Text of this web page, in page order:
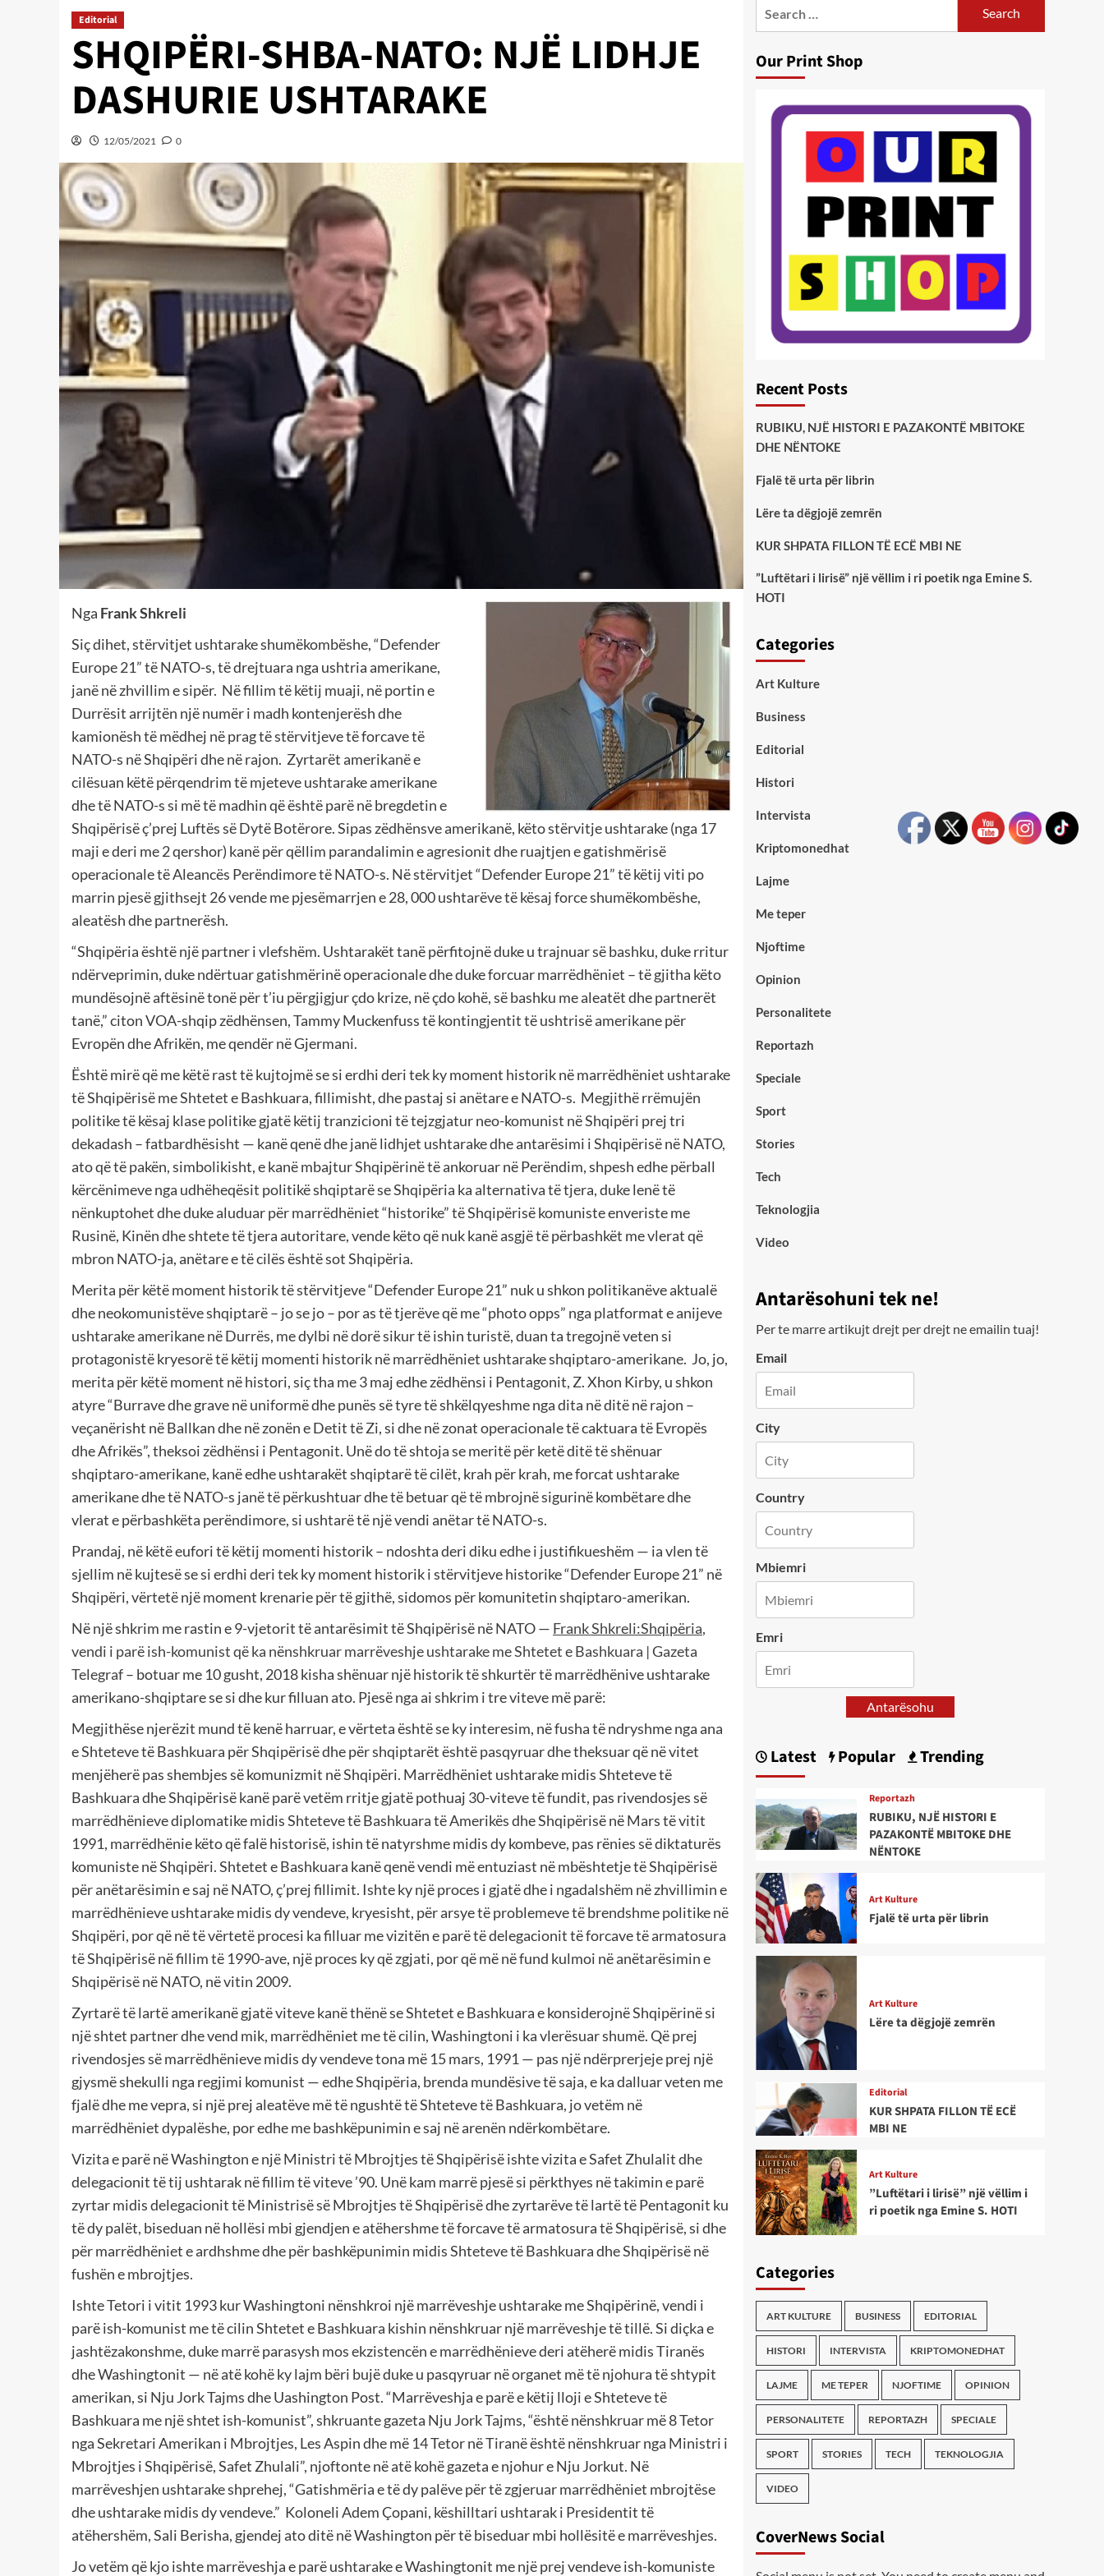
Editorial
SHQIPËRI-SHBA-NATO: NJË LIDHJE
DASHURIE USHTARAKE
12/05/2021 0
Nga Frank Shkreli
Siç dihet, stërvitjet ushtarake shumëkombëshe, “Defender
Europe 21” të NATO-s, të drejtuara nga ushtria amerikane,
janë në zhvillim e sipër. Në fillim të këtij muaji, në portin e
Durrësit arrijtën një numër i madh kontenjerësh dhe
kamionësh të mëdhej në prag të stërvitjeve të forcave të
NATO-s në Shqipëri dhe në rajon. Zyrtarët amerikanë e
cilësuan këtë përqendrim të mjeteve ushtarake amerikane
dhe të NATO-s si më të madhin që është parë në bregdetin e
Shqipërisë ç’prej Luftës së Dytë Botërore. Sipas zëdhënsve amerikanë, këto stërvitje ushtarake (nga 17
maji e deri me 2 qershor) kanë për qëllim parandalimin e agresionit dhe ruajtjen e gatishmërisë
operacionale të Aleancës Perëndimore të NATO-s. Në stërvitjet “Defender Europe 21” të këtij viti po
marrin pjesë gjithsejt 26 vende me pjesëmarrjen e 28, 000 ushtarëve të kësaj force shumëkombëshe,
aleatësh dhe partnerësh.
“Shqipëria është një partner i vlefshëm. Ushtarakët tanë përfitojnë duke u trajnuar së bashku, duke rritur
ndërveprimin, duke ndërtuar gatishmërinë operacionale dhe duke forcuar marrëdhëniet – të gjitha këto
mundësojnë aftësinë tonë për t’iu përgjigjur çdo krize, në çdo kohë, së bashku me aleatët dhe partnerët
tanë,” citon VOA-shqip zëdhënsen, Tammy Muckenfuss të kontingjentit të ushtrisë amerikane për
Evropën dhe Afrikën, me qendër në Gjermani.
Është mirë që me këtë rast të kujtojmë se si erdhi deri tek ky moment historik në marrëdhëniet ushtarake
të Shqipërisë me Shtetet e Bashkuara, fillimisht, dhe pastaj si anëtare e NATO-s. Megjithë rrëmujën
politike të kësaj klase politike gjatë këtij tranzicioni të tejzgjatur neo-komunist në Shqipëri prej tri
dekadash – fatbardhësisht — kanë qenë dhe janë lidhjet ushtarake dhe antarësimi i Shqipërisë në NATO,
ato që të pakën, simbolikisht, e kanë mbajtur Shqipërinë të ankoruar në Perëndim, shpesh edhe përball
kërcënimeve nga udhëheqësit politikë shqiptarë se Shqipëria ka alternativa të tjera, duke lenë të
nënkuptohet dhe duke aluduar për marrëdhëniet “historike” të Shqipërisë komuniste enveriste me
Rusinë, Kinën dhe shtete të tjera autoritare, vende këto që nuk kanë asgjë të përbashkët me vlerat që
mbron NATO-ja, anëtare e të cilës është sot Shqipëria.
Merita për këtë moment historik të stërvitjeve “Defender Europe 21” nuk u shkon politikanëve aktualë
dhe neokomunistëve shqiptarë – jo se jo – por as të tjerëve që me “photo opps” nga platformat e anijeve
ushtarake amerikane në Durrës, me dylbi në dorë sikur të ishin turistë, duan ta tregojnë veten si
protagonistë kryesorë të këtij momenti historik në marrëdhëniet ushtarake shqiptaro-amerikane. Jo, jo,
merita për këtë moment në histori, siç tha me 3 maj edhe zëdhënsi i Pentagonit, Z. Xhon Kirby, u shkon
atyre “Burrave dhe grave në uniformë dhe punës së tyre të shkëlqyeshme nga dita në ditë në rajon –
veçanërisht në Ballkan dhe në zonën e Detit të Zi, si dhe në zonat operacionale të caktuara të Evropës
dhe Afrikës”, theksoi zëdhënsi i Pentagonit. Unë do të shtoja se meritë për ketë ditë të shënuar
shqiptaro-amerikane, kanë edhe ushtarakët shqiptarë të cilët, krah për krah, me forcat ushtarake
amerikane dhe të NATO-s janë të përkushtuar dhe të betuar që të mbrojnë sigurinë kombëtare dhe
vlerat e përbashkëta perëndimore, si ushtarë të një vendi anëtar të NATO-s.
Prandaj, në këtë eufori të këtij momenti historik – ndoshta deri diku edhe i justifikueshëm — ia vlen të
sjellim në kujtesë se si erdhi deri tek ky moment historik i stërvitjeve historike “Defender Europe 21” në
Shqipëri, vërtetë një moment krenarie për të gjithë, sidomos për komunitetin shqiptaro-amerikan.
Në një shkrim me rastin e 9-vjetorit të antarësimit të Shqipërisë në NATO — FrankShkreli:Shqipëria,
vendi i parëish-komunistqëka nënshkruarmarrëveshjeushtarakemeShteteteBashkuara | Gazeta
Telegraf– botuar me 10 gusht, 2018 kisha shënuar një historik të shkurtër të marrëdhënive ushtarake
amerikano-shqiptare se si dhe kur filluan ato. Pjesë nga ai shkrim i tre viteve më parë:
Megjithëse njerëzit mund të kenë harruar, e vërteta është se ky interesim, në fusha të ndryshme nga ana
e Shteteve të Bashkuara për Shqipërisë dhe për shqiptarët është pasqyruar dhe theksuar që në vitet
menjëherë pas shembjes së komunizmit në Shqipëri. Marrëdhëniet ushtarake midis Shteteve të
Bashkuara dhe Shqipërisë kanë parë vetëm rritje gjatë pothuaj 30-viteve të fundit, pas rivendosjes së
marrëdhënieve diplomatike midis Shteteve të Bashkuara të Amerikës dhe Shqipërisë në Mars të vitit
1991, marrëdhënie këto që falë historisë, ishin të natyrshme midis dy kombeve, pas rënies së diktaturës
komuniste në Shqipëri. Shtetet e Bashkuara kanë qenë vendi më entuziast në mbështetje të Shqipërisë
për anëtarësimin e saj në NATO, ç’prej fillimit. Ishte ky një proces i gjatë dhe i ngadalshëm në zhvillimin e
marrëdhënieve ushtarake midis dy vendeve, kryesisht, për arsye të problemeve të brendshme politike në
Shqipëri, por që në të vërtetë procesi ka filluar me vizitën e parë të delegacionit të forcave të armatosura
të Shqipërisë në fillim të 1990-ave, një proces ky që zgjati, por që më në fund kulmoi në anëtarësimin e
Shqipërisë në NATO, në vitin 2009.
Zyrtarë të lartë amerikanë gjatë viteve kanë thënë se Shtetet e Bashkuara e konsiderojnë Shqipërinë si
një shtet partner dhe vend mik, marrëdhëniet me të cilin, Washingtoni i ka vlerësuar shumë. Që prej
rivendosjes së marrëdhënieve midis dy vendeve tona më 15 mars, 1991 — pas një ndërprerjeje prej një
gjysmë shekulli nga regjimi komunist — edhe Shqipëria, brenda mundësive të saja, e ka dalluar veten me
fjalë dhe me vepra, si një prej aleatëve më të ngushtë të Shteteve të Bashkuara, jo vetëm në
marrëdhëniet dypalëshe, por edhe me bashkëpunimin e saj në arenën ndërkombëtare.
Vizita e parë në Washington e një Ministri të Mbrojtjes të Shqipërisë ishte vizita e Safet Zhulalit dhe
delegacionit të tij ushtarak në fillim të viteve ’90. Unë kam marrë pjesë si përkthyes në takimin e parë
zyrtar midis delegacionit të Ministrisë së Mbrojtjes të Shqipërisë dhe zyrtarëve të lartë të Pentagonit ku
të dy palët, biseduan në hollësi mbi gjendjen e atëhershme të forcave të armatosura të Shqipërisë, si dhe
për marrëdhëniet e ardhshme dhe për bashkëpunimin midis Shteteve të Bashkuara dhe Shqipërisë në
fushën e mbrojtjes.
Ishte Tetori i vitit 1993 kur Washingtoni nënshkroi një marrëveshje ushtarake me Shqipërinë, vendi i
parë ish-komunist me të cilin Shtetet e Bashkuara kishin nënshkruar një marrëveshje të tillë. Si diçka e
jashtëzakonshme, duke marrë parasysh mos ekzistencën e marrëdhënieve deri atëherë midis Tiranës
dhe Washingtonit — në atë kohë ky lajm bëri bujë duke u pasqyruar në organet më të njohura të shtypit
amerikan, si Nju Jork Tajms dhe Uashington Post. “Marrëveshja e parë e këtij lloji e Shteteve të
Bashkuara me një shtet ish-komunist”, shkruante gazeta Nju Jork Tajms, “është nënshkruar më 8 Tetor
nga Sekretari Amerikan i Mbrojtjes, Les Aspin dhe më 14 Tetor në Tiranë është nënshkruar nga Ministri i
Mbrojtjes i Shqipërisë, Safet Zhulali”, njoftonte në atë kohë gazeta e njohur e Nju Jorkut. Në
marrëveshjen ushtarake shprehej, “Gatishmëria e të dy palëve për të zgjeruar marrëdhëniet mbrojtëse
dhe ushtarake midis dy vendeve.” Koloneli Adem Çopani, këshilltari ushtarak i Presidentit të
atëhershëm, Sali Berisha, gjendej ato ditë në Washington për të biseduar mbi hollësitë e marrëveshjes.
Jo vetëm që kjo ishte marrëveshja e parë ushtarake e Washingtonit me një prej vendeve ish-komuniste
Our Print Shop
Recent Posts
RUBIKU, NJË HISTORI E PAZAKONTË MBITOKE
DHE NËNTOKE
Fjalë të urta për librin
Lëre ta dëgjojë zemrën
KUR SHPATA FILLON TË ECË MBI NE
”Luftëtari i lirisë” një vëllim i ri poetik nga Emine S.
HOTI
Categories
Art Kulture
Business
Editorial
Histori
Intervista
Kriptomonedhat
Lajme
Me teper
Njoftime
Opinion
Personalitete
Reportazh
Speciale
Sport
Stories
Tech
Teknologjia
Video
Antarësohuni tek ne!
Per te marre artikujt drejt per drejt ne emailin tuaj!
Email
City
Country
Mbiemri
Emri
Antarësohu
Latest Popular Trending
Reportazh
RUBIKU, NJË HISTORI E
PAZAKONTË MBITOKE DHE
NËNTOKE
Art Kulture
Fjalë të urta për librin
Art Kulture
Lëre ta dëgjojë zemrën
Editorial
KUR SHPATA FILLON TË ECË
MBI NE
Art Kulture
”Luftëtari i lirisë” një vëllim i
ri poetik nga Emine S. HOTI
Categories
ART KULTURE BUSINESS EDITORIAL
HISTORI INTERVISTA KRIPTOMONEDHAT
LAJME ME TEPER NJOFTIME OPINION
PERSONALITETE REPORTAZH SPECIALE
SPORT STORIES TECH TEKNOLOGJIA
VIDEO
CoverNews Social